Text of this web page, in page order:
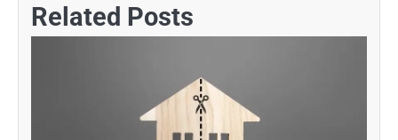
Related Posts